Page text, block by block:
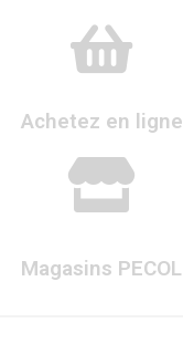
Achetez en ligne
Magasins PECOL